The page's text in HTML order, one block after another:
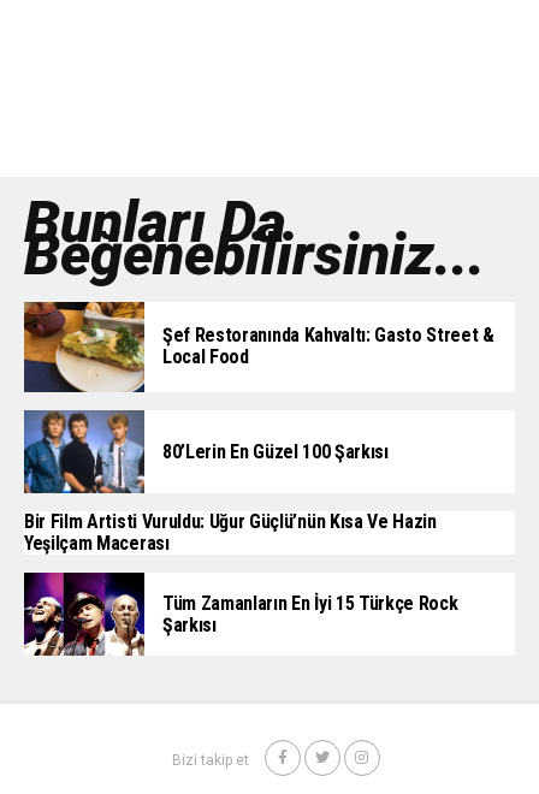
Bunları Da
Beğenebilirsiniz...
Şef Restoranında Kahvaltı: Gasto Street &
Local Food
80’lerin En Güzel 100 Şarkısı
Bir Film Artisti Vuruldu: Uğur Güçlü’nün Kısa Ve Hazin
Yeşilçam Macerası
Tüm Zamanların En İyi 15 Türkçe Rock
Şarkısı
Bizi takip et